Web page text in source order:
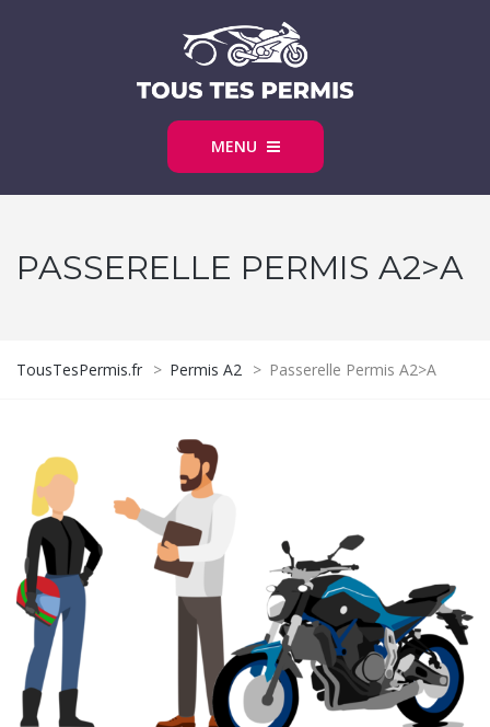
MENU
PASSERELLE PERMIS A2>A
TousTesPermis.fr > Permis A2 > Passerelle Permis A2>A